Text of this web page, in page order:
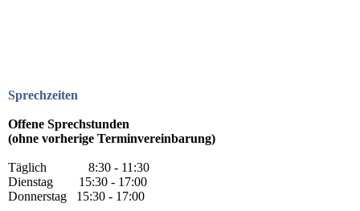
Sprechzeiten
Offene Sprechstunden
(ohne vorherige Terminvereinbarung)
Täglich 8:30 - 11:30
Dienstag 15:30 - 17:00
Donnerstag 15:30 - 17:00